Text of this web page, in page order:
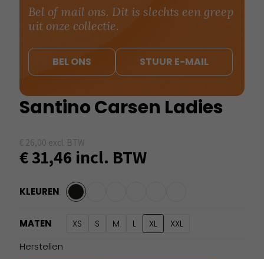
Bel of mail ons. Dit is slechts een greep
uit onze collectie.
BEL ONS STUUR E-MAIL
Santino Carsen Ladies
€ 26,00 excl. BTW
€31,46 incl. BTW
KLEUREN
MATEN XS S M L XL XXL
Herstellen